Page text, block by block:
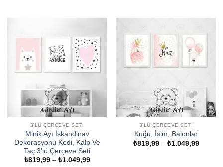
3'LÜ ÇERÇEVE SETI
Minik Ayı İskandinav
Dekorasyonu Kedi, Kalp Ve
Taç 3’lü Çerçeve Seti
₺819,99 – ₺1.049,99Fiyat
3'LÜ ÇERÇEVE SETI
Kuğu, İsim, Balonlar
₺819,99 – ₺1.049,99Fiyat